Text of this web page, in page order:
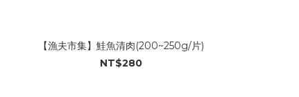
【漁夫市集】鮭魚清肉(200~250g/片)
NT$280